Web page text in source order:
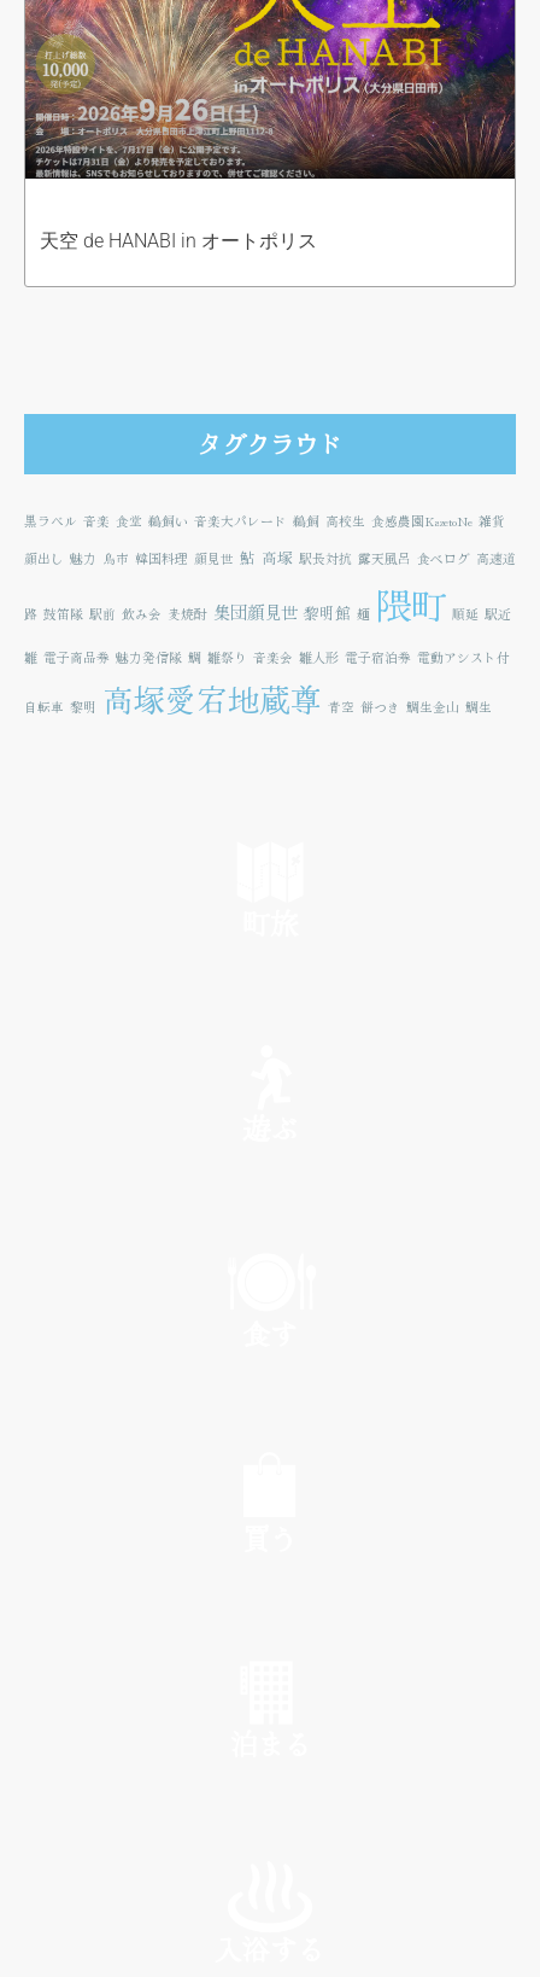
天空 de HANABI in オートポリス
タグクラウド
黒ラベル 音楽 食堂 鵜飼い 音楽大パレード 鵜飼 高校生 食感農園KazetoNe 雑貨
顔出し 魅力 鳥市 韓国料理 顔見世 鮎 高塚 駅長対抗 露天風呂 食べログ 高速道
路 鼓笛隊 駅前 飲み会 麦焼酎 集団顔見世 黎明館 麺 隈町 順延 駅近
雛 電子商品券 魅力発信隊 鯛 雛祭り 音楽会 雛人形 電子宿泊券 電動アシスト付
自転車 黎明 高塚愛宕地蔵尊 青空 餅つき 鯛生金山 鯛生